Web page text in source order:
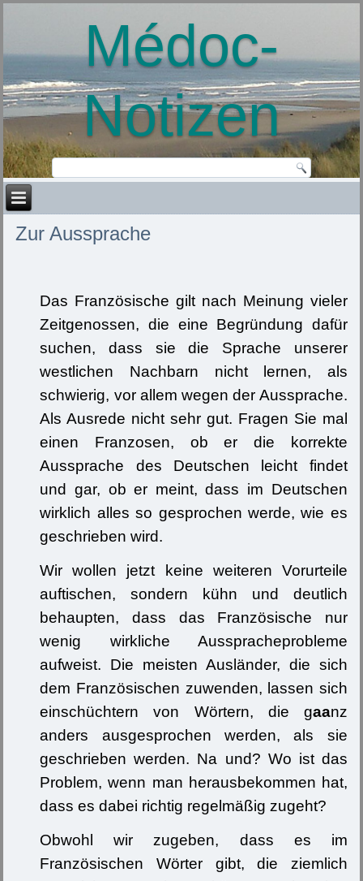
Médoc-
Notizen
Zur Aussprache
Das Französische gilt nach Meinung vieler
Zeitgenossen, die eine Begründung dafür
suchen, dass sie die Sprache unserer
westlichen Nachbarn nicht lernen, als
schwierig, vor allem wegen der Aussprache.
Als Ausrede nicht sehr gut. Fragen Sie mal
einen Franzosen, ob er die korrekte
Aussprache des Deutschen leicht findet
und gar, ob er meint, dass im Deutschen
wirklich alles so gesprochen werde, wie es
geschrieben wird.
Wir wollen jetzt keine weiteren Vorurteile
auftischen, sondern kühn und deutlich
behaupten, dass das Französische nur
wenig wirkliche Ausspracheprobleme
aufweist. Die meisten Ausländer, die sich
dem Französischen zuwenden, lassen sich
einschüchtern von Wörtern, die gaanz
anders ausgesprochen werden, als sie
geschrieben werden. Na und? Wo ist das
Problem, wenn man herausbekommen hat,
dass es dabei richtig regelmäßig zugeht?
Obwohl wir zugeben, dass es im
Französischen Wörter gibt, die ziemlich